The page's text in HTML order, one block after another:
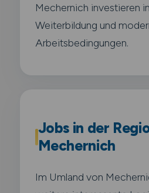
Mechernich investieren
Weiterbildung und
Arbeitsbedingungen.
Jobs in der
Mechernich
Im Umland von